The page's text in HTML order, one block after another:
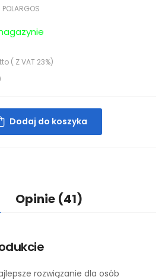
POLARGOS
( Z VAT 23%)
Dodaj do koszyka
Opinie (41)
rozwiązanie dla osób